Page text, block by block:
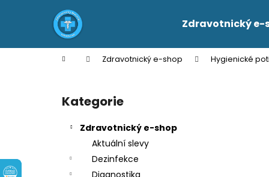
Zdravotnický e-
Domů Zdravotnický e-shop Hygienické
Přeskočit
kategorie
Kategorie
Zdravotnický e-shop
Aktuální slevy
Dezinfekce
Diagnostika
í
Zpět
do
Zpět
do